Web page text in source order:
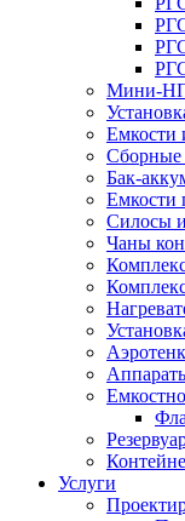
Мини-
Емкости
Сборные
Бак-
Емкости
Силосы
Чаны
Услуги